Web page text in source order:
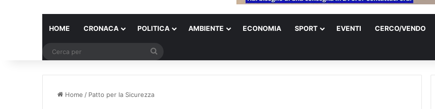
HOME CRONACA POLITICA AMBIENTE ECONOMIA SPORT EVENTI CERCO/VENDO
Home / Patto per la Sicurezza